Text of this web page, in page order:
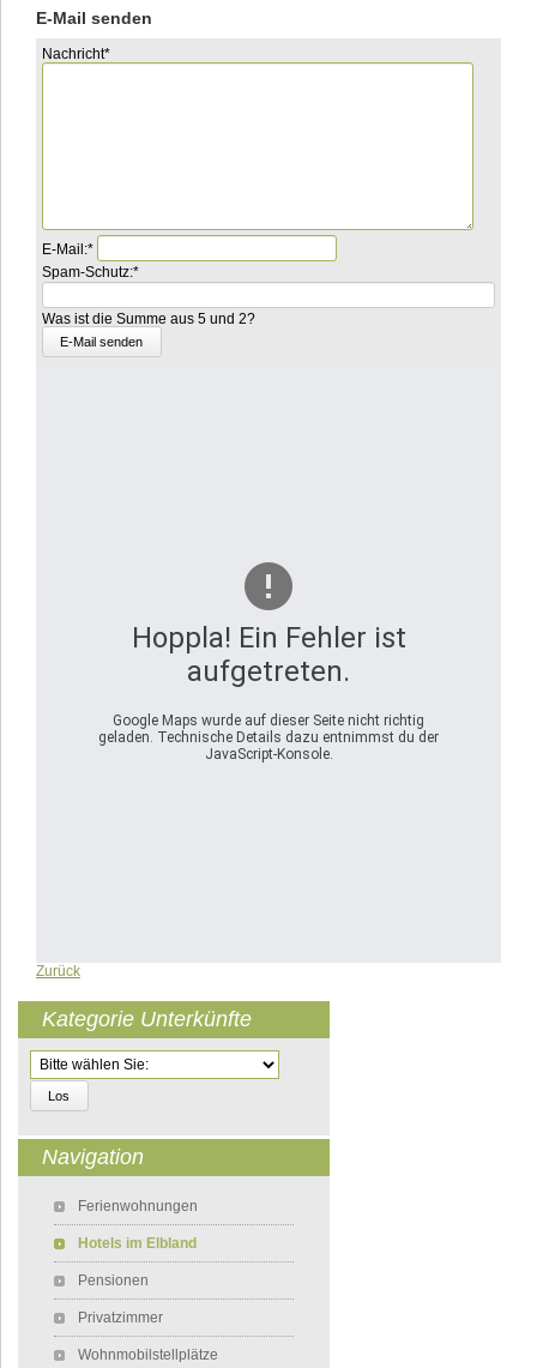
E-Mail senden
Pflichtfeld
Nachricht*
Pflichtfeld
E-Mail:*
Pflichtfeld
Spam-Schutz:*Bitte
rechnen
Sie
9
plus
3.
Was ist die Summe aus 5 und 2?
Hoppla! Ein Fehler ist
aufgetreten.
Google Maps wurde auf dieser Seite nicht richtig
geladen. Technische Details dazu entnimmst du der
JavaScript-Konsole.
Zurück
Kategorie Unterkünfte
Zielseite
Navigation
Ferienwohnungen
Hotels im Elbland
Pensionen
Privatzimmer
Wohnmobilstellplätze